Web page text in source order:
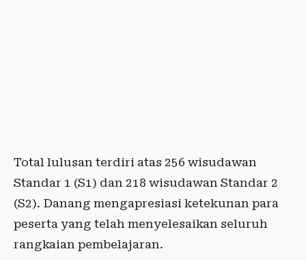
Total lulusan terdiri atas 256 wisudawan
Standar 1 (S1) dan 218 wisudawan Standar 2
(S2). Danang mengapresiasi ketekunan para
peserta yang telah menyelesaikan seluruh
rangkaian pembelajaran.